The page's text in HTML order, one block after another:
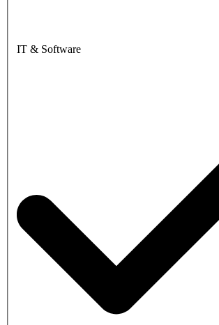
IT & Software